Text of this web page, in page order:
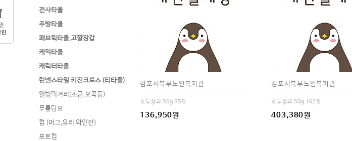
전사타올
주방타올
패브릭타올.고깔장갑
케익타올
캐릭터타올
린넨스타일 키친크로스 (티타올)
웰빙먹거리(소금,오곡등)
무릎담요
컵 (머그,유리,와인잔)
포토컵
김포시북부노인복지관
호두정과 50g 55개
136,950원
김포시북부노인복지관
호두정과 50g 162개
403,380원